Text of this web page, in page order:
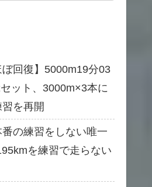
ぼ回復】5000m19分03
ット、3000m×3本に
を再開
の練習をしない唯一
を練習で走らない